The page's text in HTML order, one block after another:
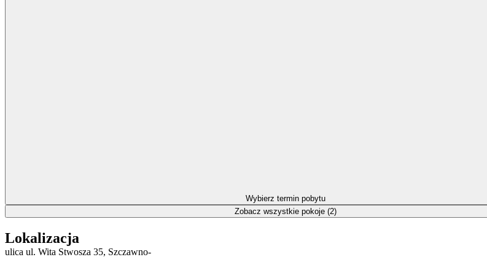
Lokalizacja
ulica ul. Wita Stwosza 35, Szczawno-
Wybierz termin pobytu
Zobacz wszystkie pokoje (2)